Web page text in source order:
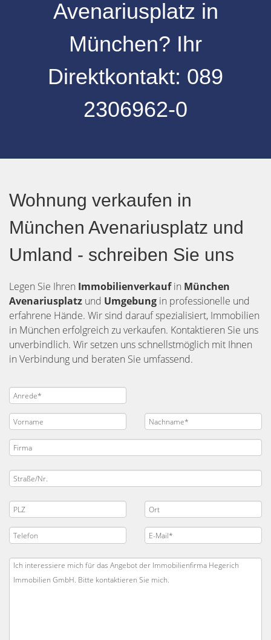
Avenariusplatz in
München? Ihr
Direktkontakt: 089
2306962-0
Wohnung verkaufen in
München Avenariusplatz und
Umland - schreiben Sie uns
Legen Sie Ihren Immobilienverkaufin München
Avenariusplatz und Umgebung in professionelle und
erfahrene Hände. Wir sind darauf spezialisiert, Immobilien
in München erfolgreich zu verkaufen. Kontaktieren Sie uns
unverbindlich. Wir setzen uns schnellstmöglich mit Ihnen
in Verbindung und beraten Sie umfassend.